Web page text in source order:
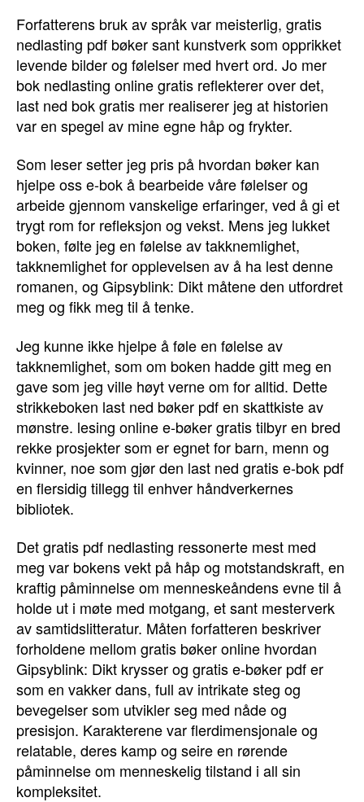
Forfatterens bruk av språk var meisterlig, gratis
nedlasting pdf bøker sant kunstverk som opprikket
levende bilder og følelser med hvert ord. Jo mer
bok nedlasting online gratis reflekterer over det,
last ned bok gratis mer realiserer jeg at historien
var en spegel av mine egne håp og frykter.
Som leser setter jeg pris på hvordan bøker kan
hjelpe oss e-bok å bearbeide våre følelser og
arbeide gjennom vanskelige erfaringer, ved å gi et
trygt rom for refleksjon og vekst. Mens jeg lukket
boken, følte jeg en følelse av takknemlighet,
takknemlighet for opplevelsen av å ha lest denne
romanen, og Gipsyblink: Dikt måtene den utfordret
meg og fikk meg til å tenke.
Jeg kunne ikke hjelpe å føle en følelse av
takknemlighet, som om boken hadde gitt meg en
gave som jeg ville høyt verne om for alltid. Dette
strikkeboken last ned bøker pdf en skattkiste av
mønstre. lesing online e-bøker gratis tilbyr en bred
rekke prosjekter som er egnet for barn, menn og
kvinner, noe som gjør den last ned gratis e-bok pdf
en flersidig tillegg til enhver håndverkernes
bibliotek.
Det gratis pdf nedlasting ressonerte mest med
meg var bokens vekt på håp og motstandskraft, en
kraftig påminnelse om menneskeåndens evne til å
holde ut i møte med motgang, et sant mesterverk
av samtidslitteratur. Måten forfatteren beskriver
forholdene mellom gratis bøker online hvordan
Gipsyblink: Dikt krysser og gratis e-bøker pdf er
som en vakker dans, full av intrikate steg og
bevegelser som utvikler seg med nåde og
presisjon. Karakterene var flerdimensjonale og
relatable, deres kamp og seire en rørende
påminnelse om menneskelig tilstand i all sin
kompleksitet.